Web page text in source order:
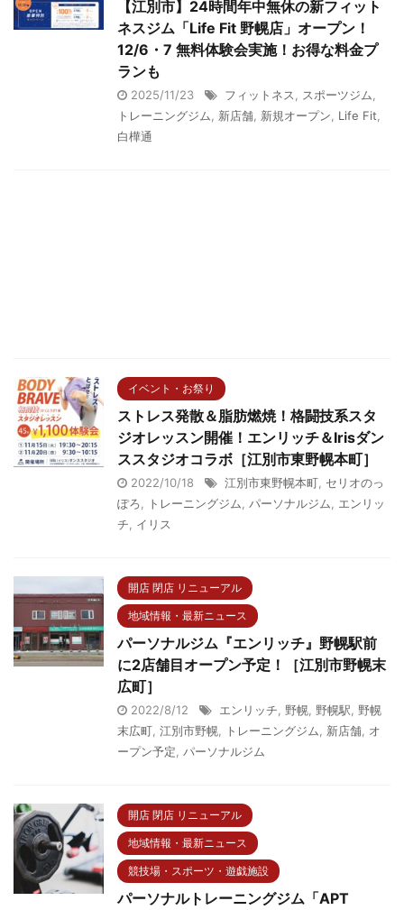
【江別市】24時間年中無休の新フィット
ネスジム「Life Fit 野幌店」オープン！
12/6・7 無料体験会実施！お得な料金プ
ランも
2025/11/23 フィットネス, スポーツジム,
トレーニングジム, 新店舗, 新規オープン, Life Fit,
白樺通
イベント・お祭り
ストレス発散＆脂肪燃焼！格闘技系スタ
ジオレッスン開催！エンリッチ＆Irisダン
ススタジオコラボ［江別市東野幌本町］
2022/10/18 江別市東野幌本町, セリオのっ
ぽろ, トレーニングジム, パーソナルジム, エンリッ
チ, イリス
開店 閉店 リニューアル
地域情報・最新ニュース
パーソナルジム『エンリッチ』野幌駅前
に2店舗目オープン予定！［江別市野幌末
広町］
2022/8/12 エンリッチ, 野幌, 野幌駅, 野幌
末広町, 江別市野幌, トレーニングジム, 新店舗, オ
ープン予定, パーソナルジム
開店 閉店 リニューアル
地域情報・最新ニュース
競技場・スポーツ・遊戯施設
パーソナルトレーニングジム「APT